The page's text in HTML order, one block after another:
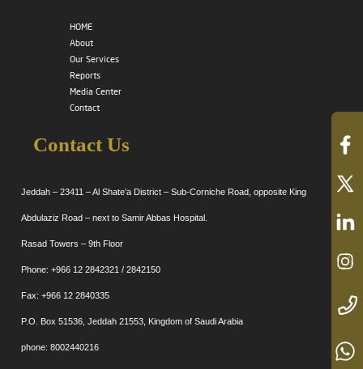
HOME
About
Our Services
Reports
Media Center
Contact
Contact Us
Jeddah – 23411 – Al Shate’a District – Sub-Corniche Road, opposite King
Abdulaziz Road – next to Samir Abbas Hospital.
Rasad Towers – 9th Floor
Phone: +966 12 2842321 / 2842150
Fax: +966 12 2840335
P.O. Box 51536, Jeddah 21553, Kingdom of Saudi Arabia
phone: 8002440216